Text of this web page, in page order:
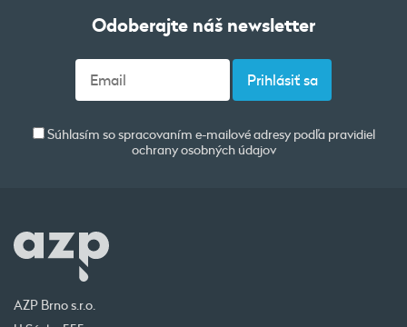
Odoberajte náš newsletter
Súhlasím so spracovaním e-mailové adresy podľa pravidiel
ochrany osobných údajov
AZP Brno s.r.o.